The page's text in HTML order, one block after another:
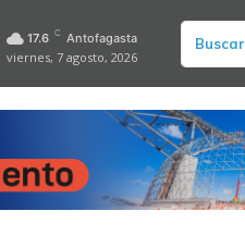
17.6 C Antofagasta
viernes, 7 agosto, 2026
Buscar